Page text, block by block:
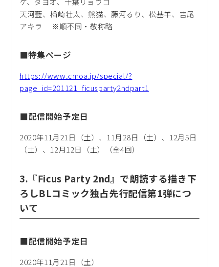
天河藍、楢崎壮太、熊猫、藤河るり、松基羊、吉尾
アキラ ※順不同・敬称略
■特集ページ
https://www.cmoa.jp/special/?
page_id=201121_ficusparty2ndpart1
■配信開始予定日
2020年11月21日（土）、11月28日（土）、12月5日
（土）、12月12日（土）（全4回）
3.『Ficus Party 2nd』で朗読する描き下
ろしBLコミック独占先行配信第1弾につ
いて
■配信開始予定日
2020年11月21日（土）